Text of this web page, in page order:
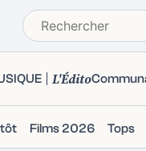
L'Édito
Films 2026 Tops